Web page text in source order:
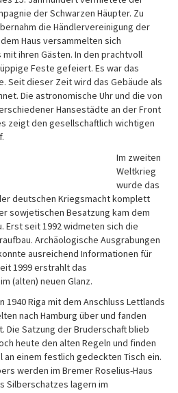
der Schwarzen Häupter. Zu
die Händlervereinigung der
Haus versammelten sich
ihren Gästen. In den prachtvoll
Feste gefeiert. Es war das
Seit dieser Zeit wird das Gebäude als
Die astronomische Uhr und die von
Hansestädte an der Front
zeigt den gesellschaftlich wichtigen
Im zweiten
Weltkrieg
wurde das
deutschen Kriegsmacht komplett
sowjetischen Besatzung kam dem
Erst seit 1992 widmeten sich die
Archäologische Ausgrabungen
ausreichend Informationen für
1999 erstrahlt das
(alten) neuen Glanz.
1940 Riga mit dem Anschluss Lettlands
nach Hamburg über und fanden
Die Satzung der Bruderschaft blieb
heute den alten Regeln und finden
an einem festlich gedeckten Tisch ein.
werden im Bremer Roselius-Haus
Silberschatzes lagern im